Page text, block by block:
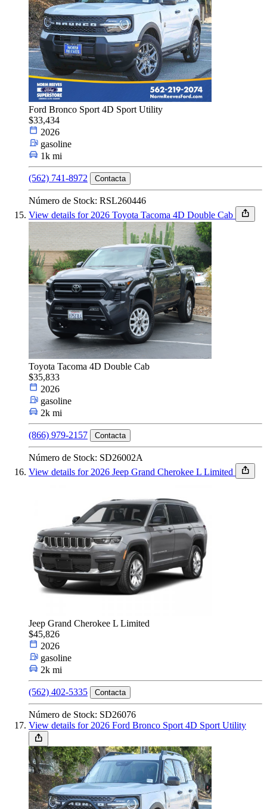
Ford Bronco Sport 4D Sport Utility
$33,434
2026
gasoline
1k mi
(562) 741-8972 Contacta
Número de Stock: RSL260446
View details for 2026 Toyota Tacoma 4D Double Cab
Toyota Tacoma 4D Double Cab
$35,833
2026
gasoline
2k mi
(866) 979-2157 Contacta
Número de Stock: SD26002A
View details for 2026 Jeep Grand Cherokee L Limited
Jeep Grand Cherokee L Limited
$45,826
2026
gasoline
2k mi
(562) 402-5335 Contacta
Número de Stock: SD26076
View details for 2026 Ford Bronco Sport 4D Sport Utility